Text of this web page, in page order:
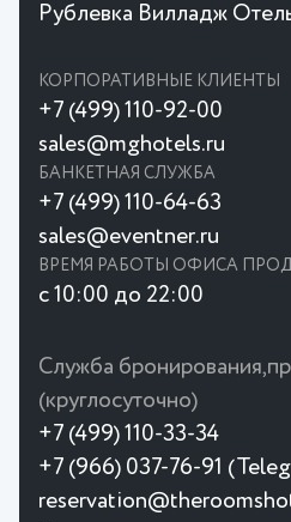
Рублевка Вилладж
КОРПОРАТИВНЫЕ КЛИЕНТЫ
+7 (499) 110-92-00
sales@mghotels.ru
БАНКЕТНАЯ СЛУЖБА
+7 (499) 110-64-63
sales@eventner.ru
ВРЕМЯ РАБОТЫ ОФИСА
с 10:00 до 22:00
Служба
(круглосуточно)
+7 (499) 110-33-34
+7 (966) 037-76-91